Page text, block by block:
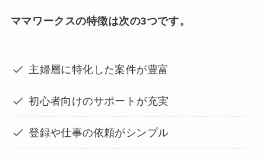
ママワークスの特徴は次の3つです。
主婦層に特化した案件が豊富
初心者向けのサポートが充実
登録や仕事の依頼がシンプル